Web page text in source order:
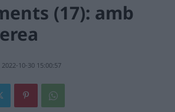
(17): amb
2022-10-30 15:00:57